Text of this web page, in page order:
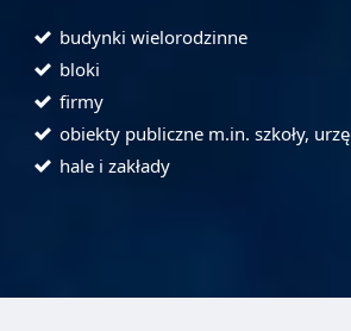
budynki wielorodzinne
bloki
firmy
obiekty publiczne m.in. szkoły,
hale i zakłady